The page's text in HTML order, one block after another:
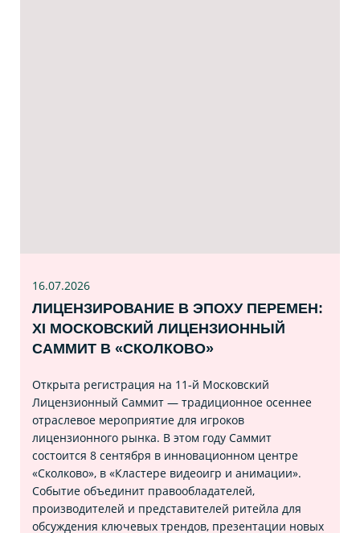
16.07.2026
ЛИЦЕНЗИРОВАНИЕ В ЭПОХУ ПЕРЕМЕН:
XI МОСКОВСКИЙ ЛИЦЕНЗИОННЫЙ
САММИТ В «СКОЛКОВО»
Открыта регистрация на 11‑й Московский
Лицензионный Саммит — традиционное осеннее
отраслевое мероприятие для игроков
лицензионного рынка. В этом году Саммит
состоится 8 сентября в инновационном центре
«Сколково», в «Кластере видеоигр и анимации».
Событие объединит правообладателей,
производителей и представителей ритейла для
обсуждения ключевых трендов, презентации новых